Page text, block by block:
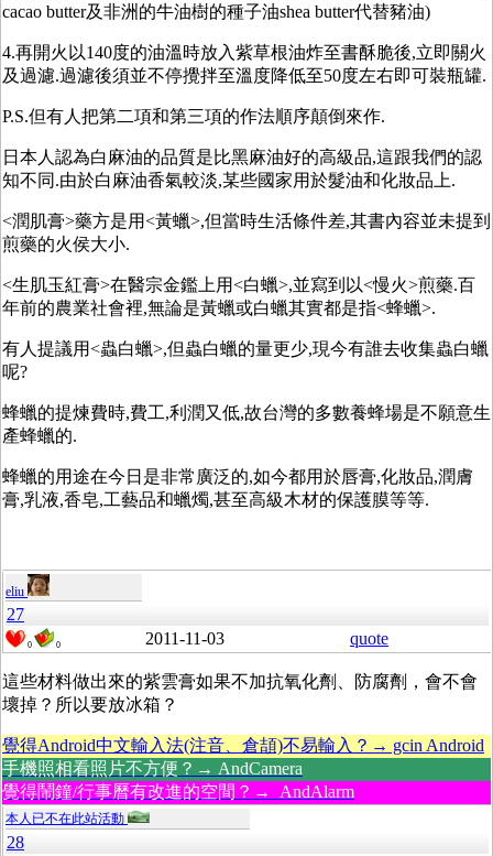
cacao butter及非洲的牛油樹的種子油shea butter代替豬油)
4.再開火以140度的油溫時放入紫草根油炸至書酥脆後,立即關火
及過濾.過濾後須並不停攪拌至溫度降低至50度左右即可裝瓶罐.
P.S.但有人把第二項和第三項的作法順序顛倒來作.
日本人認為白麻油的品質是比黑麻油好的高級品,這跟我們的認
知不同.由於白麻油香氣較淡,某些國家用於髮油和化妝品上.
<潤肌膏>藥方是用<黃蠟>,但當時生活條件差,其書內容並未提到
煎藥的火侯大小.
<生肌玉紅膏>在醫宗金鑑上用<白蠟>,並寫到以<慢火>煎藥.百
年前的農業社會裡,無論是黃蠟或白蠟其實都是指<蜂蠟>.
有人提議用<蟲白蠟>,但蟲白蠟的量更少,現今有誰去收集蟲白蠟
呢?
蜂蠟的提煉費時,費工,利潤又低,故台灣的多數養蜂場是不願意生
產蜂蠟的.
蜂蠟的用途在今日是非常廣泛的,如今都用於唇膏,化妝品,潤膚
膏,乳液,香皂,工藝品和蠟燭,甚至高級木材的保護膜等等.
eliu
27
0 0 2011-11-03 quote
這些材料做出來的紫雲膏如果不加抗氧化劑、防腐劑，會不會
壞掉？所以要放冰箱？
覺得Android中文輸入法(注音、倉頡)不易輸入？→ gcin Android
手機照相看照片不方便？→ AndCamera
覺得鬧鐘/行事曆有改進的空間？→ AndAlarm
本人已不在此站活動
28